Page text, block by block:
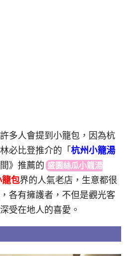
多人會提到小籠包，因為杭
必比登推介的「 杭州小籠湯
》推薦的 盛園絲瓜小籠湯
籠包界的人氣老店，生意都很
各有擁護者，不但是觀光客
受在地人的喜愛。